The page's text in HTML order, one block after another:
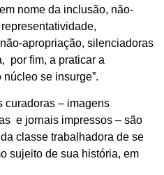
nome da inclusão, não-
apropriação, silenciadoras
por fim, a praticar a
se insurge”.
curadoras – imagens
e jornais impressos – são
classe trabalhadora de se
sujeito de sua história, em